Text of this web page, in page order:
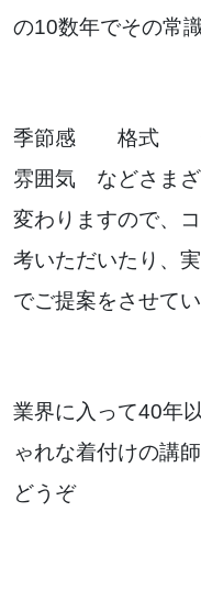
の10数年でその
季節感 格式
雰囲気 などさまざ
変わりますので、
考いただいたり、
でご提案をさせ
業界に入って40年
ゃれな着付けの講
どうぞ